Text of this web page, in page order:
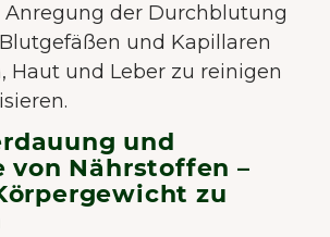
Anregung der Durchblutung
und Kapillaren
Haut und Leber zu reinigen
und
von Nährstoffen –
zu